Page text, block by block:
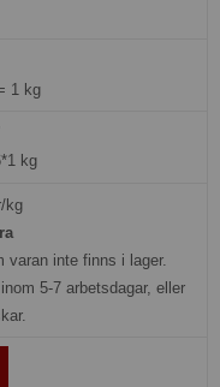
1 kg
kg
kg
varan inte finns i lager.
5-7 arbetsdagar, eller